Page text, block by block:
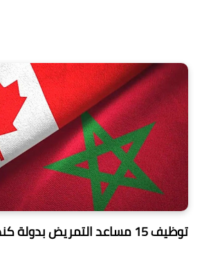
توظيف 15 مساعد التمريض بدولة كندا برواتب محفزة